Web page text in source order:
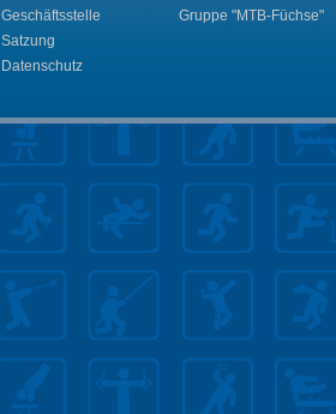
Geschäftsstelle
Satzung
Datenschutz
Gruppe "MTB-Füchse"